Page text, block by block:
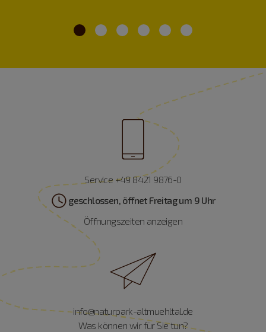
Service +49 8421 9876-0
geschlossen, öffnet Freitag um 9 Uhr
Öffnungszeiten anzeigen
info@naturpark-altmuehltal.de
Was können wir für Sie tun?